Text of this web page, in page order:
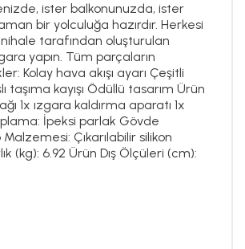
ister balkonunuzda, ister
bir yolculuğa hazırdır. Herkesi
nihale tarafından oluşturulan
yapın. Tüm parçaların
Kolay hava akışı ayarı Çeşitli
kayışı Ödüllü tasarım Ürün
1x ızgara kaldırma aparatı 1x
İpeksi parlak Gövde
Çıkarılabilir silikon
(kg): 6.92 Ürün Dış Ölçüleri (cm):